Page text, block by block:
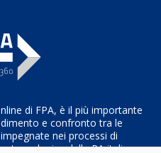
di FPA, è il più importante
e confronto tra le
nei processi di
tecnologica della PA italiana